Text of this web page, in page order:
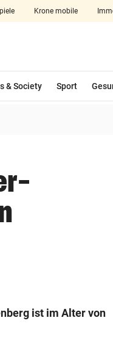
Krone mobile
aufklappen
& Society Sport
ist im Alter von